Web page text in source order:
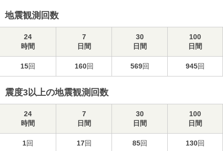
地震観測回数
24
時間
7
日間
30
日間
100
日間
15回 160回 569回 945回
震度3以上の地震観測回数
24
時間
7
日間
30
日間
100
日間
1回 17回 85回 130回